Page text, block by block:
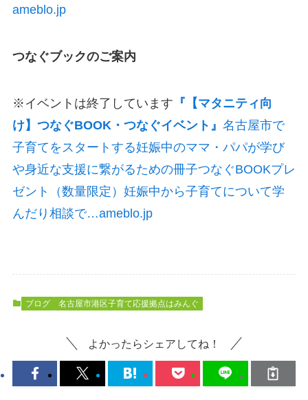
ameblo.jp
つなぐブックのご案内
※イベントは終了しています 『【マタニティ向
け】つなぐBOOK・つなぐイベント』 名古屋市で
子育てをスタートする妊娠中のママ・パパが学び
や身近な支援に繋がるための冊子つなぐBOOKプレ
ゼント（数量限定）妊娠中から子育てについて学
んだり相談で…ameblo.jp
ブログ 名古屋市港区子育て応援拠点はみんぐ
よかったらシェアしてね！